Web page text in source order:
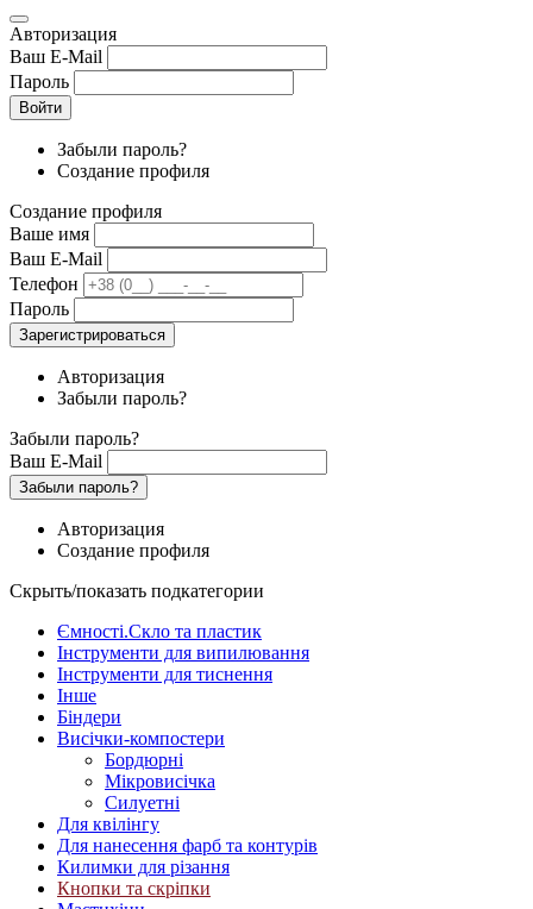
Авторизация
Ваш E-Mail
Пароль
Войти
Забыли пароль?
Создание профиля
Создание профиля
Ваше имя
Ваш E-Mail
Телефон
Пароль
Зарегистрироваться
Авторизация
Забыли пароль?
Забыли пароль?
Ваш E-Mail
Забыли пароль?
Авторизация
Создание профиля
Скрыть/показать подкатегории
Ємності.Скло та пластик
Інструменти для випилювання
Інструменти для тиснення
Інше
Біндери
Висічки-компостери
Бордюрні
Мікровисічка
Силуетні
Для квілінгу
Для нанесення фарб та контурів
Килимки для різання
Кнопки та скріпки